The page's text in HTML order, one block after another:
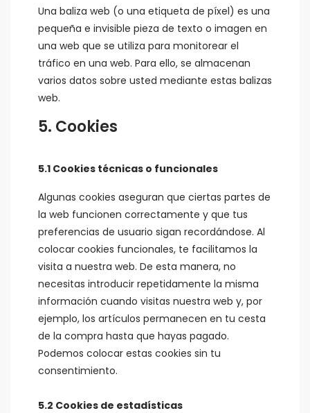
Una baliza web (o una etiqueta de píxel) es una
pequeña e invisible pieza de texto o imagen en
una web que se utiliza para monitorear el
tráfico en una web. Para ello, se almacenan
varios datos sobre usted mediante estas balizas
web.
5. Cookies
5.1 Cookies técnicas o funcionales
Algunas cookies aseguran que ciertas partes de
la web funcionen correctamente y que tus
preferencias de usuario sigan recordándose. Al
colocar cookies funcionales, te facilitamos la
visita a nuestra web. De esta manera, no
necesitas introducir repetidamente la misma
información cuando visitas nuestra web y, por
ejemplo, los artículos permanecen en tu cesta
de la compra hasta que hayas pagado.
Podemos colocar estas cookies sin tu
consentimiento.
5.2 Cookies de estadísticas